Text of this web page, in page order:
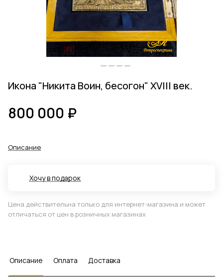
Икона "Никита Воин, бесогон" XVIII век.
800 000 ₽
Описание
Хочу в подарок
Цена действительна только для интернет-магазина и может
отличаться от цен в розничных магазинах
Описание Оплата Доставка